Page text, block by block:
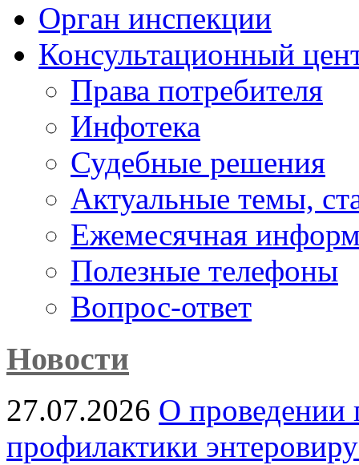
Орган инспекции
Консультационный
Права потребителя
Инфотека
Судебные решения
Актуальные темы,
Ежемесячная
Полезные телефоны
Вопрос-ответ
Новости
27.07.2026 О проведении
профилактики